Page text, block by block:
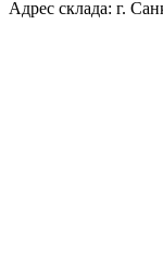
Адрес склада: г.